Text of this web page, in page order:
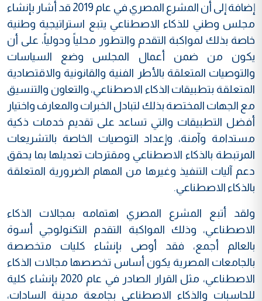
إضافة إلى أن المشرع المصري في عام 2019 قد أشار بإنشاء
مجلس وطني للذكاء الاصطناعي يتبع استراتيجية وطنية
خاصة بذلك لمواكبة التقدم والتطور محلياً ودولياً، على أن
يكون من ضمن أعمال المجلس وضع السياسات
والتوصيات المتعلقة بالأطر الفنية والقانونية والاقتصادية
المتعلقة بتطبيقات الذكاء الاصطناعي، والتعاون والتنسيق
مع الجهات المختصة بذلك لتبادل الخبرات والمعارف واختيار
أفضل التطبيقات والتي تساعد على تقديم خدمات ذكية
مستدامة وآمنة، وإعداد التوصيات الخاصة بالتشريعات
المرتبطة بالذكاء الاصطناعي ومقترحات تعديلها بما يحقق
دعم آليات التنفيذ وغيرها من المهام الضرورية المتعلقة
بالذكاء الاصطناعي.
ولقد أتبع المشرع المصري اهتمامه بمجالات الذكاء
الاصطناعي، وذلك المواكبة التقدم التكنولوجي أسوة
بالعالم أجمع، فقد أوصى بإنشاء كليات متخصصة
بالجامعات المصرية يكون أساس تخصصها مجالات الذكاء
الاصطناعي، مثل القرار الصادر في عام 2020 بإنشاء كلية
للحاسبات والذكاء الاصطناعي بجامعة مدينة السادات،